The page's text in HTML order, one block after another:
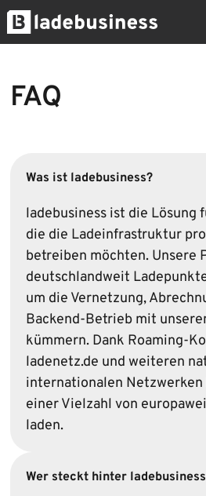
FAQ
Was ist ladebusiness?
ladebusiness ist die Lösung
die die Lade­infrastruktur
betreiben möchten. Unsere
deutschland­weit
um die Vernetzung,
Backend-Betrieb mit
kümmern. Dank Roaming-
ladenetz.de und weiteren
inter­nationalen Netzwerken
einer Vielzahl von
laden.
Wer steckt hinter